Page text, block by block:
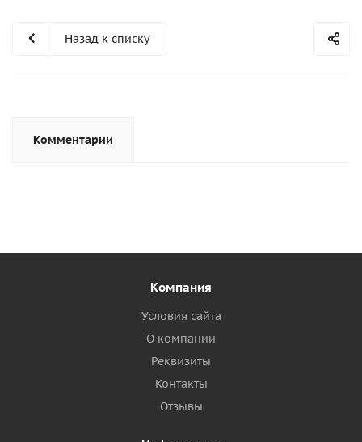
Назад к списку
Комментарии
Компания
Условия сайта
О компании
Реквизиты
Контакты
Отзывы